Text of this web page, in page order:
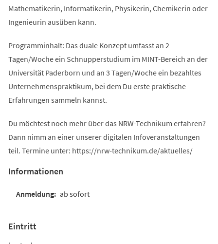
Mathematikerin, Informatikerin, Physikerin, Chemikerin oder
Ingenieurin ausüben kann.
Programminhalt: Das duale Konzept umfasst an 2
Tagen/Woche ein Schnupperstudium im MINT-Bereich an der
Universität Paderborn und an 3 Tagen/Woche ein bezahltes
Unternehmenspraktikum, bei dem Du erste praktische
Erfahrungen sammeln kannst.
Du möchtest noch mehr über das NRW-Technikum erfahren?
Dann nimm an einer unserer digitalen Infoveranstaltungen
teil. Termine unter: https://nrw-technikum.de/aktuelles/
Informationen
ab sofort
Eintritt